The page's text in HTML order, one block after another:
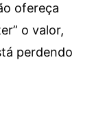
ofereça
o valor,
perdendo